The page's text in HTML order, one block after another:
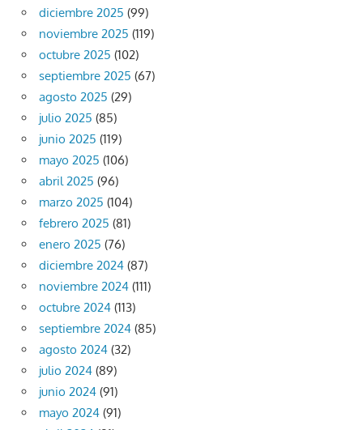
diciembre 2025 (99)
noviembre 2025 (119)
octubre 2025 (102)
septiembre 2025 (67)
agosto 2025 (29)
julio 2025 (85)
junio 2025 (119)
mayo 2025 (106)
abril 2025 (96)
marzo 2025 (104)
febrero 2025 (81)
enero 2025 (76)
diciembre 2024 (87)
noviembre 2024 (111)
octubre 2024 (113)
septiembre 2024 (85)
agosto 2024 (32)
julio 2024 (89)
junio 2024 (91)
mayo 2024 (91)